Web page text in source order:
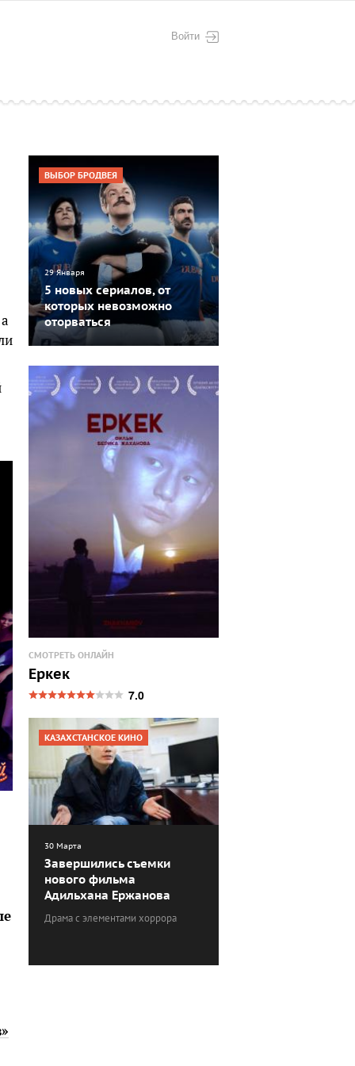
Войти
ВЫБОР БРОДВЕЯ
29 Января
5 новых сериалов, от
которых невозможно
оторваться
СМОТРЕТЬ ОНЛАЙН
Еркек
7.0
КАЗАХСТАНСКОЕ КИНО
30 Марта
Завершились съемки
нового фильма
Адильхана Ержанова
Драма с элементами хоррора